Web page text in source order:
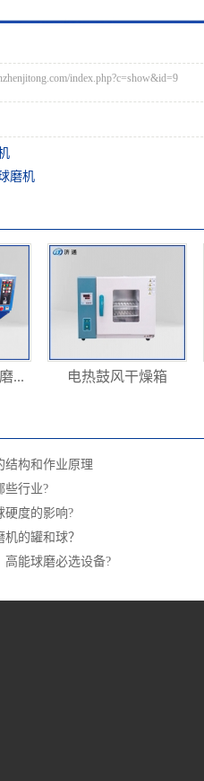
index.php?c=show&id=9
磨机
... 电热鼓风干燥箱
结构和作业原理
些行业?
硬度的影响?
的罐和球？
高能球磨必选设备?